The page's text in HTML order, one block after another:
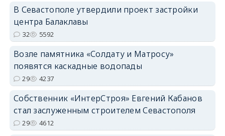
В Севастополе утвердили проект застройки
центра Балаклавы
32 5592
Возле памятника «Солдату и Матросу»
появятся каскадные водопады
29 4237
Собственник «ИнтерСтроя» Евгений Кабанов
стал заслуженным строителем Севастополя
29 4612